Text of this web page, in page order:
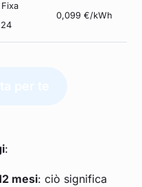
0,099 €/kWh
:
mesi: ciò significa